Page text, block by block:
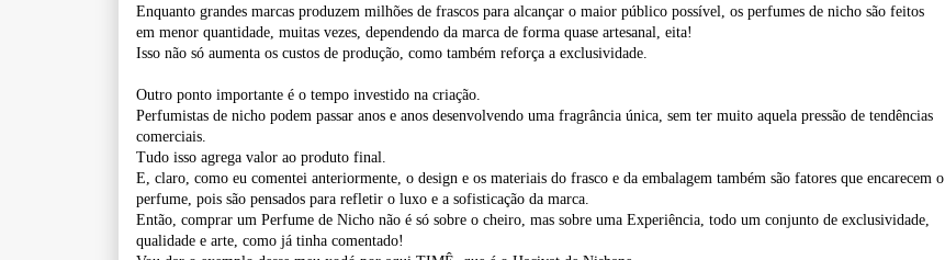
Enquanto grandes marcas produzem milhões de frascos para alcançar o maior público possível, os perfumes de nicho são feitos
em menor quantidade, muitas vezes, dependendo da marca de forma quase artesanal, eita!
Isso não só aumenta os custos de produção, como também reforça a exclusividade.
Outro ponto importante é o tempo investido na criação.
Perfumistas de nicho podem passar anos e anos desenvolvendo uma fragrância única, sem ter muito aquela pressão de tendências
comerciais.
Tudo isso agrega valor ao produto final.
E, claro, como eu comentei anteriormente, o design e os materiais do frasco e da embalagem também são fatores que encarecem o
perfume, pois são pensados para refletir o luxo e a sofisticação da marca.
Então, comprar um Perfume de Nicho não é só sobre o cheiro, mas sobre uma Experiência, todo um conjunto de exclusividade,
qualidade e arte, como já tinha comentado!